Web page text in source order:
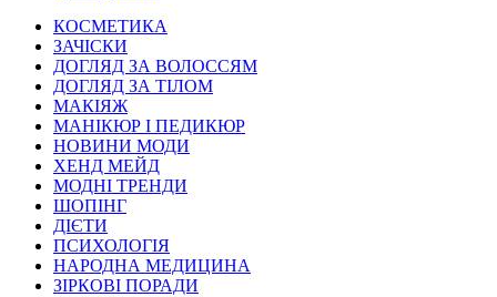
КОСМЕТИКА
ЗАЧІСКИ
ДОГЛЯД ЗА ВОЛОССЯМ
ДОГЛЯД ЗА ТІЛОМ
МАКІЯЖ
МАНІКЮР І ПЕДИКЮР
НОВИНИ МОДИ
ХЕНД МЕЙД
МОДНІ ТРЕНДИ
ШОПІНГ
ДІЄТИ
ПСИХОЛОГІЯ
НАРОДНА МЕДИЦИНА
ЗІРКОВІ ПОРАДИ